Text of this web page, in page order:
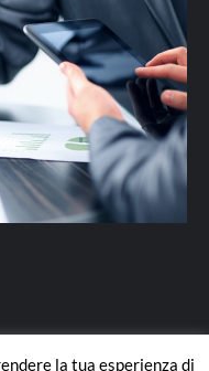
la tua esperienza di